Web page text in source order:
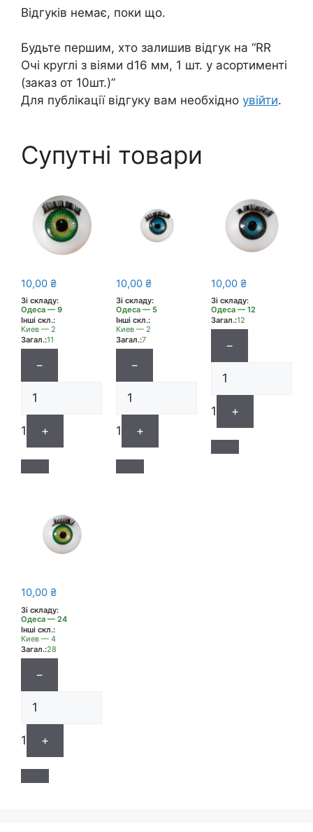
от
кількість
Відгуків немає, поки що.
Будьте першим, хто залишив відгук на “RR
Очі круглі з віями d16 мм, 1 шт. у асортименті
(заказ от 10шт.)”
Для публікації відгуку вам необхідно увійти.
Супутні товари
10,00 ₴
Зі складу:
Одеса — 9
Інші скл.:
Киев — 2
Загал.:11
−
1 +
10,00 ₴
Зі складу:
Одеса — 5
Інші скл.:
Киев — 2
Загал.:7
−
1 +
10,00 ₴
Зі складу:
Одеса — 12
Загал.:12
−
1 +
10,00 ₴
Зі складу:
Одеса — 24
Інші скл.:
Киев — 4
Загал.:28
−
1 +